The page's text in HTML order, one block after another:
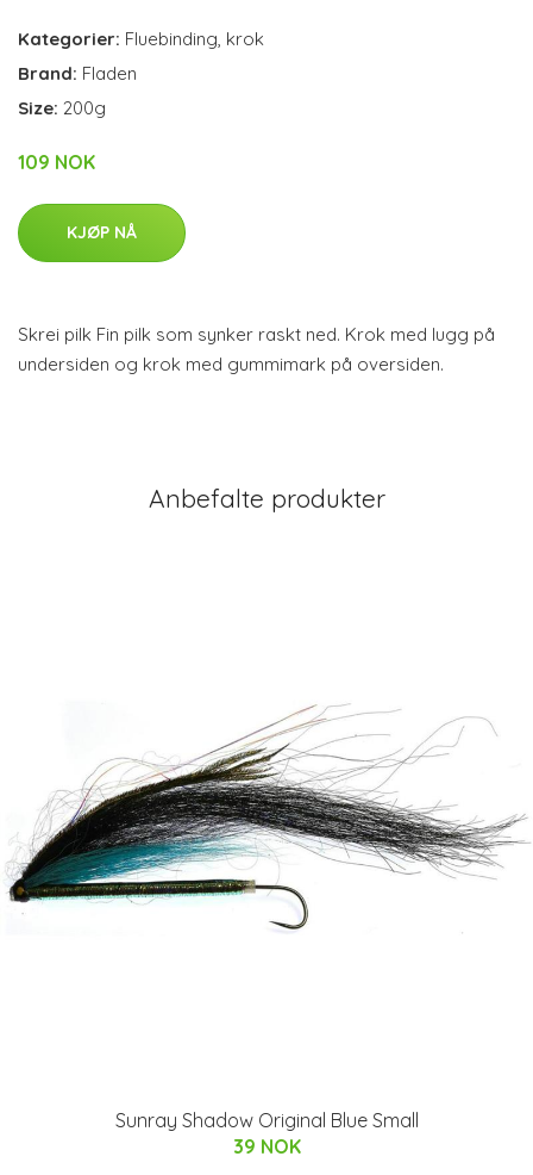
Kategorier: Fluebinding, krok
Brand: Fladen
Size: 200g
109 NOK
KJØP NÅ
Skrei pilk Fin pilk som synker raskt ned. Krok med lugg på
undersiden og krok med gummimark på oversiden.
Anbefalte produkter
Sunray Shadow Original Blue Small
39 NOK